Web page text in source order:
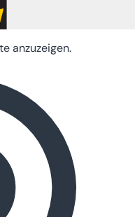
anzuzeigen.